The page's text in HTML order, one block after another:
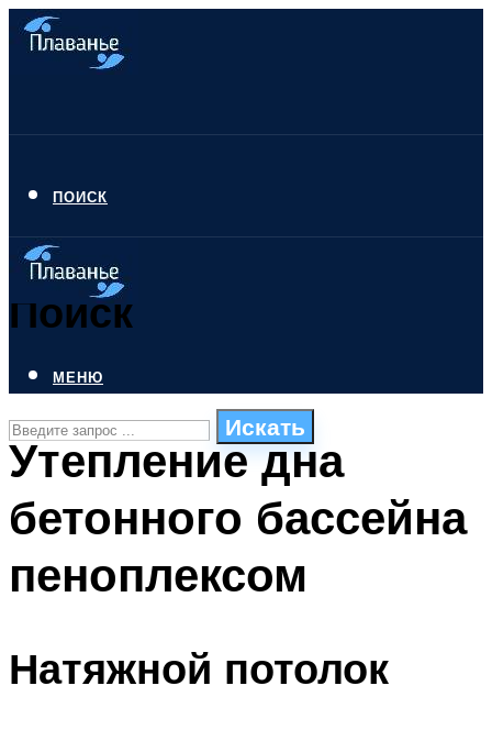
ПОИСК
Поиск
Искать
ПЛАВАНЬЕ ДЛЯ ДЕТЕЙ
БАССЕЙН ДЛЯ ДОМА
МЕНЮ
МЕНЮ
Утепление дна
бетонного бассейна
пеноплексом
Натяжной потолок